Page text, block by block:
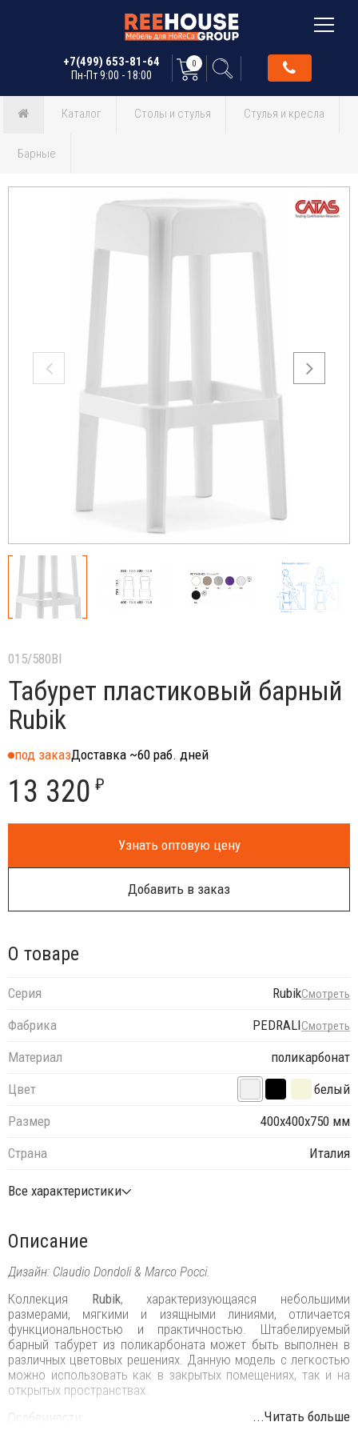
+7(499) 653-81-64
Пн-Пт 9:00 - 18:00
0
Каталог Столы и стулья Стулья и кресла
Барные
015/580BI
Табурет пластиковый барный
Rubik
под заказДоставка ~60 раб. дней
13 320 ₽
Узнать оптовую цену
Добавить в заказ
О товаре
Серия RubikСмотреть
Фабрика PEDRALIСмотреть
Материал
поликарбонат
Цвет
белый
Размер
400х400х750 мм
Страна
Италия
Все характеристики
Описание
Дизайн: Claudio Dondoli & Marco Pocci.
Коллекция Rubik, характеризующаяся небольшими
размерами, мягкими и изящными линиями, отличается
функциональностью и практичностью. Штабелируемый
барный табурет из поликарбоната может быть выполнен в
различных цветовых решениях. Данную модель с легкостью
можно использовать как в закрытых помещениях, так и на
открытых пространствах.
Особенности:
...Читать больше